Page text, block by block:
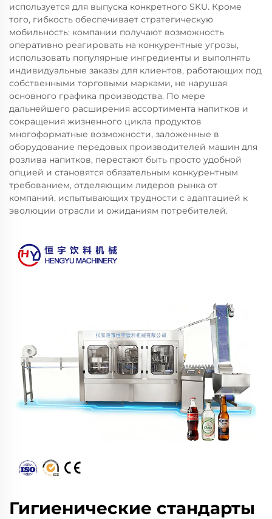
используется для выпуска конкретного SKU. Кроме
того, гибкость обеспечивает стратегическую
мобильность: компании получают возможность
оперативно реагировать на конкурентные угрозы,
использовать популярные ингредиенты и выполнять
индивидуальные заказы для клиентов, работающих под
собственными торговыми марками, не нарушая
основного графика производства. По мере
дальнейшего расширения ассортимента напитков и
сокращения жизненного цикла продуктов
многоформатные возможности, заложенные в
оборудование передовых производителей машин для
розлива напитков, перестают быть просто удобной
опцией и становятся обязательным конкурентным
требованием, отделяющим лидеров рынка от
компаний, испытывающих трудности с адаптацией к
эволюции отрасли и ожиданиям потребителей.
Гигиенические стандарты